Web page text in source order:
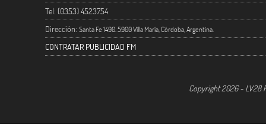
Tel: (0353) 4523754
Dirección: Santa Fe 1490. 5900 Villa María, Córdoba, Argentina.
CONTRATAR PUBLICIDAD FM
Copyright 2026 - LV28